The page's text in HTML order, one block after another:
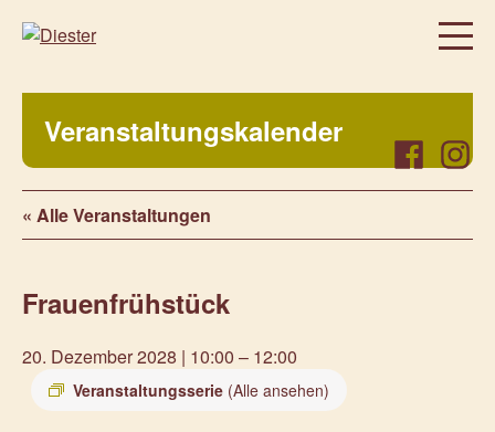
Über uns
Regelmäßige Angebote
Was bei uns sonst noch so los ist…
Veranstaltungen
Prenzlauer Frauenwochen 2025
Unsere Partner
Facebook
Veranstaltungskalender
« Alle Veranstaltungen
Frauenfrühstück
20. Dezember 2028 | 10:00 – 12:00
Veranstaltungsserie (Alle ansehen)